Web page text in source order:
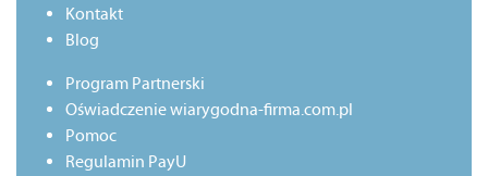
Kontakt
Blog
Program Partnerski
Oświadczenie wiarygodna-firma.com.pl
Pomoc
Regulamin PayU